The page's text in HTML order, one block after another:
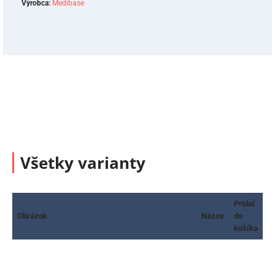
Výrobca: Medibase
Všetky varianty
Obrázok Názov
Pridať
do
košíka